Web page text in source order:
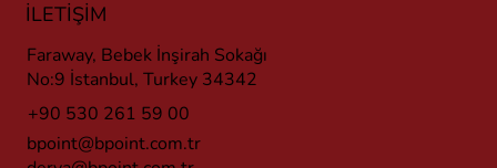
İLETİŞİM
Faraway, Bebek İnşirah Sokağı
No:9 İstanbul, Turkey 34342
+90 530 261 59 00
bpoint@bpoint.com.tr